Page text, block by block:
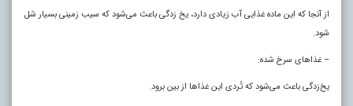
از آنجا که این ماده غذایی آب زیادی دارد، یخ زدگی باعث می‌شود که سیب زمینی بسیار شل
شود.
– غذاهای سرخ شده:
یخ‌زدگی باعث می‌شود که تُردی این غذاها از بین برود.